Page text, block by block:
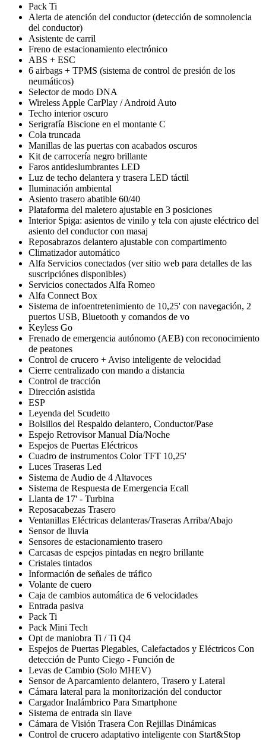
Pack Ti
Alerta de atención del conductor (detección de somnolencia
del conductor)
Asistente de carril
Freno de estacionamiento electrónico
ABS + ESC
6 airbags + TPMS (sistema de control de presión de los
neumáticos)
Selector de modo DNA
Wireless Apple CarPlay / Android Auto
Techo interior oscuro
Serigrafía Biscione en el montante C
Cola truncada
Manillas de las puertas con acabados oscuros
Kit de carrocería negro brillante
Faros antideslumbrantes LED
Luz de techo delantera y trasera LED táctil
Iluminación ambiental
Asiento trasero abatible 60/40
Plataforma del maletero ajustable en 3 posiciones
Interior Spiga: asientos de vinilo y tela con ajuste eléctrico del
asiento del conductor con masaj
Reposabrazos delantero ajustable con compartimento
Climatizador automático
Alfa Servicios conectados (ver sitio web para detalles de las
suscripciónes disponibles)
Servicios conectados Alfa Romeo
Alfa Connect Box
Sistema de infoentretenimiento de 10,25' con navegación, 2
puertos USB, Bluetooth y comandos de vo
Keyless Go
Frenado de emergencia autónomo (AEB) con reconocimiento
de peatones
Control de crucero + Aviso inteligente de velocidad
Cierre centralizado con mando a distancia
Control de tracción
Dirección asistida
ESP
Leyenda del Scudetto
Bolsillos del Respaldo delantero, Conductor/Pase
Espejo Retrovisor Manual Día/Noche
Espejos de Puertas Eléctricos
Cuadro de instrumentos Color TFT 10,25'
Luces Traseras Led
Sistema de Audio de 4 Altavoces
Sistema de Respuesta de Emergencia Ecall
Llanta de 17' - Turbina
Reposacabezas Trasero
Ventanillas Eléctricas delanteras/Traseras Arriba/Abajo
Sensor de lluvia
Sensores de estacionamiento trasero
Carcasas de espejos pintadas en negro brillante
Cristales tintados
Información de señales de tráfico
Volante de cuero
Caja de cambios automática de 6 velocidades
Entrada pasiva
Pack Ti
Pack Mini Tech
Opt de maniobra Ti / Ti Q4
Espejos de Puertas Plegables, Calefactados y Eléctricos Con
detección de Punto Ciego - Función de
Levas de Cambio (Solo MHEV)
Sensor de Aparcamiento delantero, Trasero y Lateral
Cámara lateral para la monitorización del conductor
Cargador Inalámbrico Para Smartphone
Sistema de entrada sin llave
Cámara de Visión Trasera Con Rejillas Dinámicas
Control de crucero adaptativo inteligente con Start&Stop